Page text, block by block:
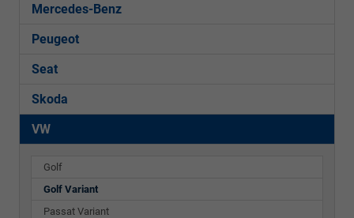
Mercedes-Benz
Peugeot
Seat
Skoda
VW
Golf
Golf Variant
Passat Variant